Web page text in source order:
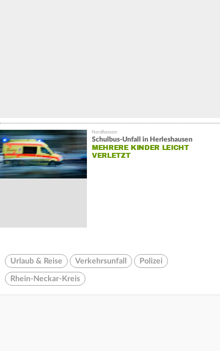
Schulbus-Unfall in Herleshausen
MEHRERE KINDER LEICHT
VERLETZT
Urlaub & Reise Verkehrsunfall Polizei
Rhein-Neckar-Kreis